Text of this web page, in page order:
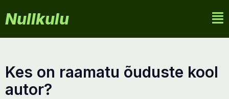
Nullkulu
kes on raamatu õuduste kool
autor?